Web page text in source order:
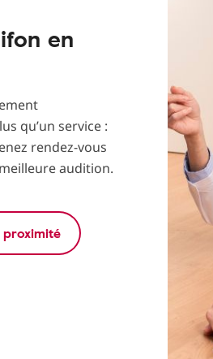
en
qu’un service :
rendez-vous
audition.
proximité